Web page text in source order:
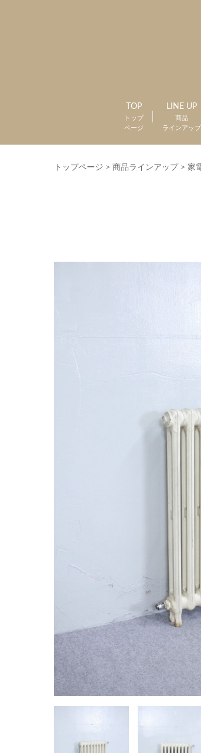
TOP
トップ
ページ
LINE UP
商品
ラインアップ
トップページ > 商品ラインアップ > 家